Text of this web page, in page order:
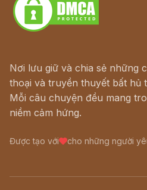
Nơi lưu giữ và chia sẻ những
thoại và truyền thuyết bất hủ
Mỗi câu chuyện đều mang
niềm cảm hứng.
Được tạo với cho những người